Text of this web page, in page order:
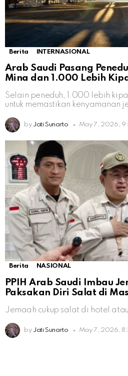
Berita INTERNASIONAL
Arab Saudi Pasang
Mina dan 1.000 Lebih
Selain peneduh, 1.000 lebih
untuk memastikan kenyamanan
by Jati Sunarto May 7, 2026,
Berita NASIONAL
PPIH Arab Saudi Imbau
Paksakan Diri Salat di
Jemaah cukup salat di hotel
by Jati Sunarto May 7, 2026,